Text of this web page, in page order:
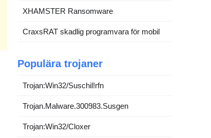
XHAMSTER Ransomware
CraxsRAT skadlig programvara för mobil
Populära trojaner
Trojan:Win32/Suschil!rfn
Trojan.Malware.300983.Susgen
Trojan:Win32/Cloxer